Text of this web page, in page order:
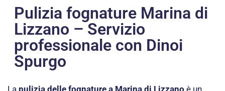
Pulizia fognature Marina di
Lizzano – Servizio
professionale con Dinoi
Spurgo
La pulizia delle fognature a Marina di Lizzano è un